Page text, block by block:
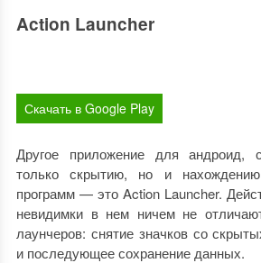
Action Launcher
Скачать в Google Play
Другое приложение для андроид,
только скрытию, но и
программ — это Action Launcher.
невидимки в нем ничем не
лаунчеров: снятие значков со
и последующее сохранение данных.